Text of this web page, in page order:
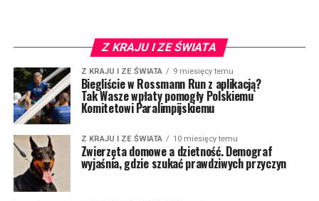
Z KRAJU I ZE ŚWIATA
Z KRAJU I ZE ŚWIATA 9 miesięcy temu
Biegliście w Rossmann Run z aplikacją?
Tak Wasze wpłaty pomogły Polskiemu
Komitetowi Paralimpijskiemu
Z KRAJU I ZE ŚWIATA 10 miesięcy temu
Zwierzęta domowe a dzietność. Demograf
wyjaśnia, gdzie szukać prawdziwych przyczyn